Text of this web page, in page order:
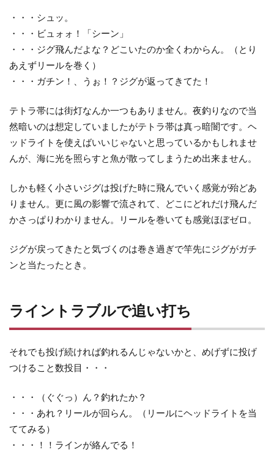
追
い
ち
5
細す
ぎる
ン、
結び
直す
激ム
ズ
論、
メバ
グは
他の
より
も潰
しが
効か
・・・シュッ。
・・・ビュォォ！「シーン」
・・・ジグ飛んだよな？どこいたのか全くわからん。（とり
あえずリールを巻く）
・・・ガチン！、うぉ！？ジグが返ってきてた！
テトラ帯には街灯なんか一つもありません。夜釣りなので当
然暗いのは想定していましたがテトラ帯は真っ暗闇です。ヘ
ッドライトを使えばいいじゃないと思っているかもしれませ
んが、海に光を照らすと魚が散ってしまうため出来ません。
しかも軽く小さいジグは投げた時に飛んでいく感覚が殆どあ
りません。更に風の影響で流されて、どこにどれだけ飛んだ
かさっぱりわかりません。リールを巻いても感覚ほぼゼロ。
ジグが戻ってきたと気づくのは巻き過ぎで竿先にジグがガチ
ンと当たったとき。
ライントラブルで追い打ち
それでも投げ続ければ釣れるんじゃないかと、めげずに投げ
つけること数投目・・・
・・・（ぐぐっ）ん？釣れたか？
・・・あれ？リールが回らん。（リールにヘッドライトを当
ててみる）
・・・！！ラインが絡んでる！